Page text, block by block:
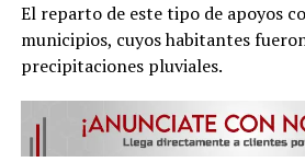
El reparto de este tipo de apoyos
municipios, cuyos habitantes
precipitaciones pluviales.